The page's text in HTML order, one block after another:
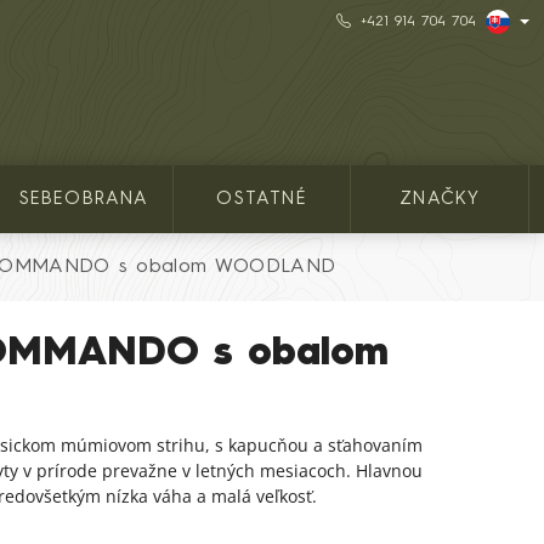
+421 914 704 704
SEBEOBRANA OSTATNÉ ZNAČKY
s obalom WOODLAND
s obalom
múmiovom strihu, s kapucňou a sťahovaním
v prírode prevažne v letných mesiacoch. Hlavnou
nízka váha a malá veľkosť.